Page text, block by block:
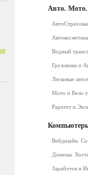
Авто.
Водный
Грузовики и
Легковые
Мото и Вело
Раритет и
Вебдизайн.
Домены.
Заработок в